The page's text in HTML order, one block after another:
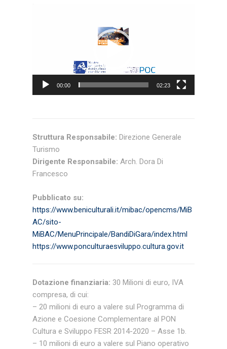
00:00 02:23
Struttura Responsabile: Direzione Generale
Turismo
Dirigente Responsabile: Arch. Dora Di
Francesco
Pubblicato su:
https://www.beniculturali.it/mibac/opencms/MiB
AC/sito-
MiBAC/MenuPrincipale/BandiDiGara/index.html
https://www.ponculturaesviluppo.cultura.gov.it
Dotazione finanziaria: 30 Milioni di euro, IVA
compresa, di cui:
– 20 milioni di euro a valere sul Programma di
Azione e Coesione Complementare al PON
Cultura e Sviluppo FESR 2014-2020 – Asse 1b.
– 10 milioni di euro a valere sul Piano operativo